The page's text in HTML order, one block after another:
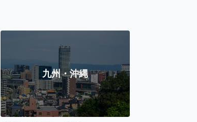
九州・沖縄